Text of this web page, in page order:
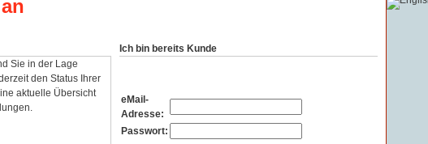
Sie in der Lage
den Status Ihrer
aktuelle Übersicht
Ich bin bereits Kunde
eMail-
Adresse:
Passwort: